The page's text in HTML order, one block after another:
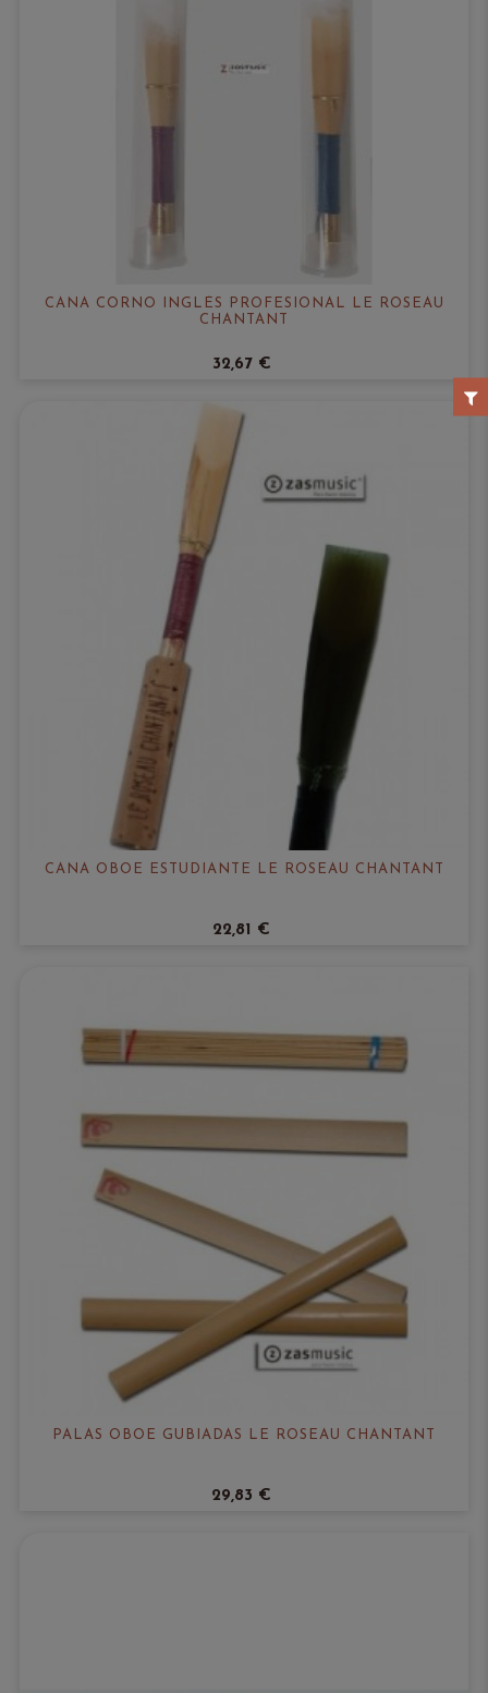
CAÑA CORNO INGLÉS PROFESIONAL LE ROSEAU
CHANTANT
32,67 €
CAÑA OBOE ESTUDIANTE LE ROSEAU CHANTANT
22,81 €
PALAS OBOE GUBIADAS LE ROSEAU CHANTANT
29,83 €